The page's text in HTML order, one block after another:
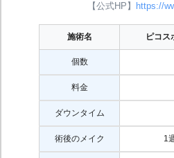
【公式HP】 https://
施術名 ピコス
個数
料金
ダウンタイム
術後のメイク 1